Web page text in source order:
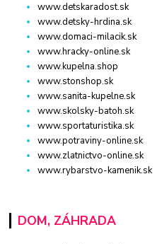
www.detskaradost.sk
www.detsky-hrdina.sk
www.domaci-milacik.sk
www.hracky-online.sk
www.kupelna.shop
www.stonshop.sk
www.sanita-kupelne.sk
www.skolsky-batoh.sk
www.sportaturistika.sk
www.potraviny-online.sk
www.zlatnictvo-online.sk
www.rybarstvo-kamenik.sk
DOM, ZÁHRADA